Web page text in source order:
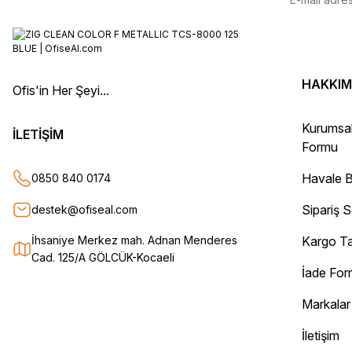
uygun fiyat hızlı kargo
Teşekkür ederim.
Sorunsuz bir şekilde elimize ulaştı. Güvenle alışveriş yapabileceğiniz
Can Yurtseven | 06/12/2025
Ofis'in Her Şeyi...
İLETİŞİM
0850 840 0174
destek@ofiseal.com
İhsaniye Merkez mah. Adnan Menderes
Cad. 125/A GÖLCÜK-Kocaeli
Formu
Havale
Sipariş
Kargo
İade
Markalar
İletişim